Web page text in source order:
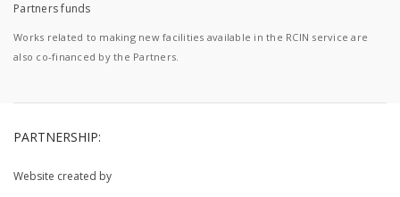
Partners funds
Works related to making new facilities available in the RCIN service are
also co-financed by the Partners.
PARTNERSHIP:
Website created by